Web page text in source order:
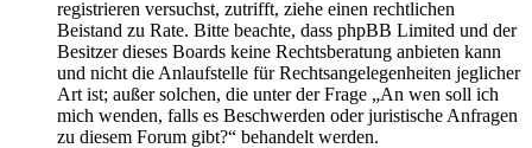
registrieren versuchst, zutrifft, ziehe einen rechtlichen
Beistand zu Rate. Bitte beachte, dass phpBB Limited und der
Besitzer dieses Boards keine Rechtsberatung anbieten kann
und nicht die Anlaufstelle für Rechtsangelegenheiten jeglicher
Art ist; außer solchen, die unter der Frage „An wen soll ich
mich wenden, falls es Beschwerden oder juristische Anfragen
zu diesem Forum gibt?“ behandelt werden.